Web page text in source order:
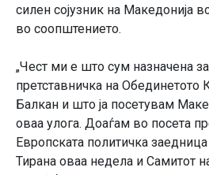
силен сојузник на Македонија
во соопштението.
„Чест ми е што сум назначена
претставничка на Обединетото
Балкан и што ја посетувам
оваа улога. Доаѓам во посета
Европската политичка
Тирана оваа недела и Самитот